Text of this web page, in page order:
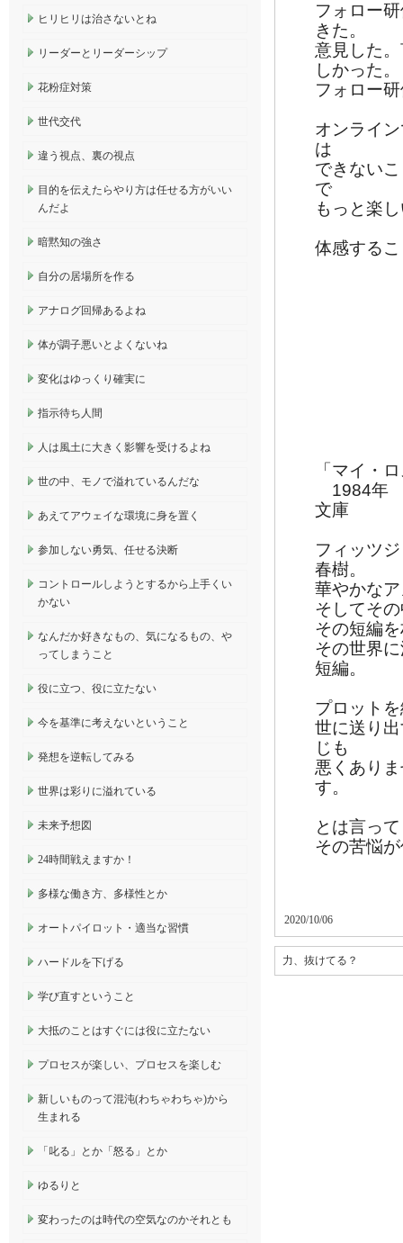
フォロー
きた。
意見した
しかった。
フォロー
オンライ
は
できない
で
もっと楽
体感する
「マイ・
1984年
文庫
フィッツ
春樹。
華やかな
そしてそ
その短編
その世界
短編。
プロット
世に送り
じも
悪くあり
す。
とは言っ
その苦悩
2020/10/06
力、抜けてる？
ヒリヒリは治さないとね
リーダーとリーダーシップ
花粉症対策
世代交代
違う視点、裏の視点
目的を伝えたらやり方は任せる方がいい
んだよ
暗黙知の強さ
自分の居場所を作る
アナログ回帰あるよね
体が調子悪いとよくないね
変化はゆっくり確実に
指示待ち人間
人は風土に大きく影響を受けるよね
世の中、モノで溢れているんだな
あえてアウェイな環境に身を置く
参加しない勇気、任せる決断
コントロールしようとするから上手くい
かない
なんだか好きなもの、気になるもの、や
ってしまうこと
役に立つ、役に立たない
今を基準に考えないということ
発想を逆転してみる
世界は彩りに溢れている
未来予想図
24時間戦えますか！
多様な働き方、多様性とか
オートパイロット・適当な習慣
ハードルを下げる
学び直すということ
大抵のことはすぐには役に立たない
プロセスが楽しい、プロセスを楽しむ
新しいものって混沌(わちゃわちゃ)から
生まれる
「叱る」とか「怒る」とか
ゆるりと
変わったのは時代の空気なのかそれとも